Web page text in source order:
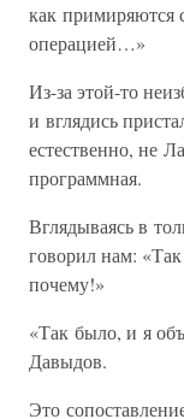
как примиряются
операцией…»
Из-за этой-то
и вглядись
естественно, не
программная.
Вглядываясь в
говорил нам:
почему!»
«Так было, и я
Давыдов.
Это